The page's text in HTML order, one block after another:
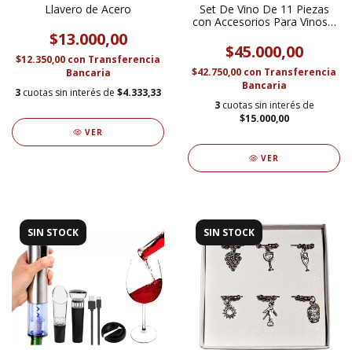
Llavero de Acero
$13.000,00
$12.350,00 con Transferencia
Bancaria
3 cuotas sin interés de $4.333,33
VER
Set De Vino De 11 Piezas
con Accesorios Para Vinos y
$45.000,00
$42.750,00 con Transferencia
Bancaria
3 cuotas sin interés de
$15.000,00
VER
SIN STOCK SIN STOCK